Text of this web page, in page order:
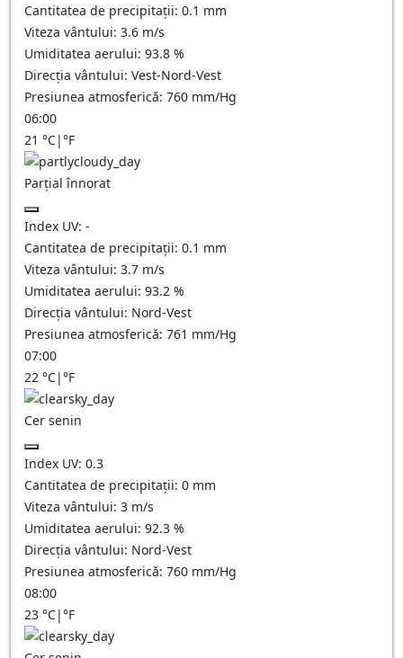
Cantitatea de precipitații: 0.1 mm
Viteza vântului: 3.6 m/s
Umiditatea aerului: 93.8 %
Direcția vântului: Vest-Nord-Vest
Presiunea atmosferică: 760 mm/Hg
06:00
21 °C|°F
Parțial înnorat
Index UV: -
Cantitatea de precipitații: 0.1 mm
Viteza vântului: 3.7 m/s
Umiditatea aerului: 93.2 %
Direcția vântului: Nord-Vest
Presiunea atmosferică: 761 mm/Hg
07:00
22 °C|°F
Cer senin
Index UV: 0.3
Cantitatea de precipitații: 0 mm
Viteza vântului: 3 m/s
Umiditatea aerului: 92.3 %
Direcția vântului: Nord-Vest
Presiunea atmosferică: 760 mm/Hg
08:00
23 °C|°F